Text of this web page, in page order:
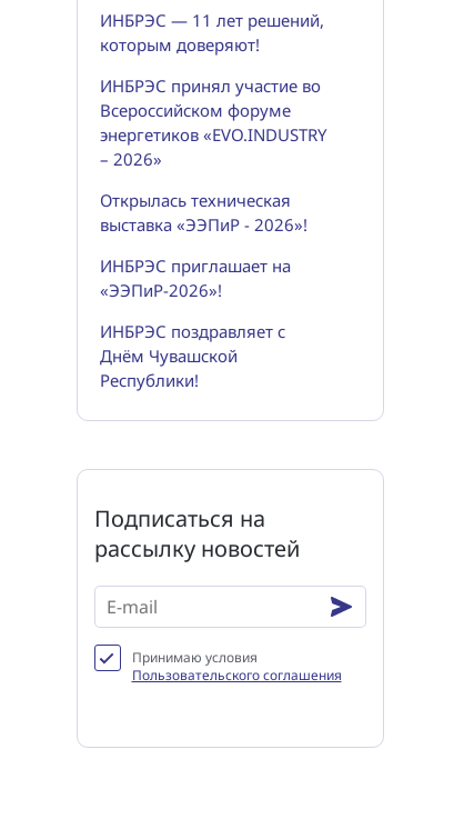
ИНБРЭС — 11 лет решений,
которым доверяют!
ИНБРЭС принял участие во
Всероссийском форуме
энергетиков «EVO.INDUSTRY
– 2026»
Открылась техническая
выставка «ЭЭПиР - 2026»!
ИНБРЭС приглашает на
«ЭЭПиР-2026»!
ИНБРЭС поздравляет с
Днём Чувашской
Республики!
Подписаться на
рассылку новостей
Принимаю условия
Пользовательского соглашения